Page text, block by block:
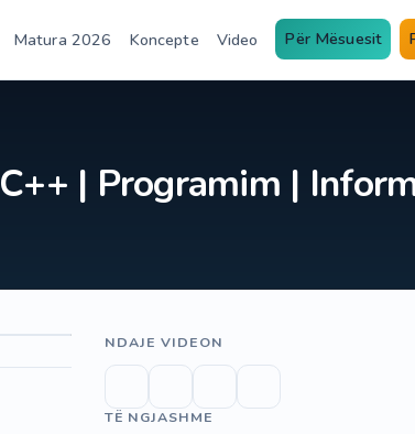
Matura 2026 Koncepte Video Për Mësuesit
| Programim |
NDAJE VIDEON
TË NGJASHME